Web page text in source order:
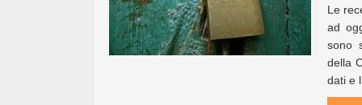
Le
ad
sono
della
dati e